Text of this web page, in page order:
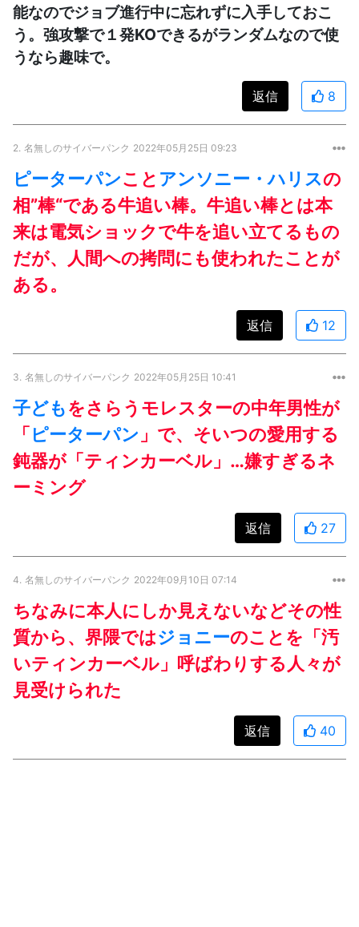
能なのでジョブ進行中に忘れずに入手しておこ
う。強攻撃で１発KOできるがランダムなので使
うなら趣味で。
返信 8
2. 名無しのサイバーパンク 2022年05月25日 09:23
ピーターパンこと アンソニー・ハリスの
相”棒“である牛追い棒。牛追い棒とは本
来は電気ショックで牛を追い立てるもの
だが、人間への拷問にも使われたことが
ある。
返信 12
3. 名無しのサイバーパンク 2022年05月25日 10:41
子どもをさらうモレスターの中年男性が
「ピーターパン 」で、そいつの愛用する
鈍器が「ティンカーベル」…嫌すぎるネ
ーミング
返信 27
4. 名無しのサイバーパンク 2022年09月10日 07:14
ちなみに本人にしか見えないなどその性
質から、界隈ではジョニーのことを「汚
いティンカーベル」呼ばわりする人々が
見受けられた
返信 40